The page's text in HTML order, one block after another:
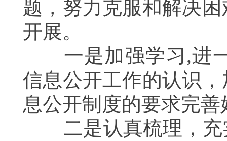
题，努力克服和解决
开展。
一是加强学习 ,进
信息公开工作的认识
息公开制度的要求完
二是认真梳理，